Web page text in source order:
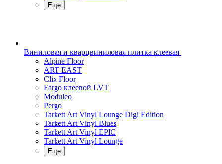
Еще
Виниловая и кварцвиниловая плитка клеевая
Alpine Floor
ART EAST
Clix Floor
Fargo клеевой LVT
Moduleo
Pergo
Tarkett Art Vinyl Lounge Digi Edition
Tarkett Art Vinyl Blues
Tarkett Art Vinyl EPIC
Tarkett Art Vinyl Lounge
Еще